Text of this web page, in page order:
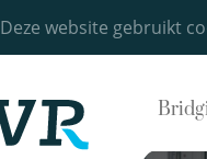
Deze website gebruikt